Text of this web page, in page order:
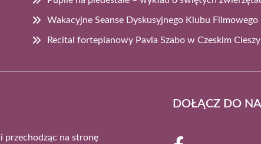
Wakacyjne Seanse Dyskusyjnego Klubu Filmowego
Recital fortepianowy Pavla Szabo w Czeskim
przechodząc na stronę
DOŁĄCZ DO